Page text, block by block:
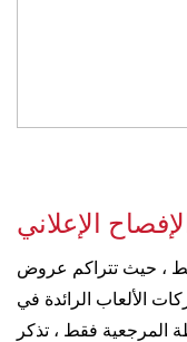
الإعلاني
، حيث تتراكم عروض
الألعاب الرائدة في
المرجعية فقط ، تذكر